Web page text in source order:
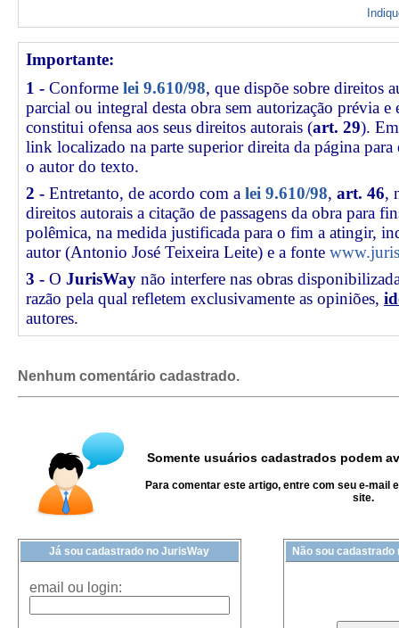
Importante:
1 - Conforme lei 9.610/98, que dispõe sobre direitos
parcial ou integral desta obra sem autorização prévia e
constitui ofensa aos seus direitos autorais (art. 29).
link localizado na parte superior direita da página
o autor do texto.
2 - Entretanto, de acordo com a lei 9.610/98, art. 46,
direitos autorais a citação de passagens da obra para
polêmica, na medida justificada para o fim a atingir,
autor (Antonio José Teixeira Leite) e a fonte
3 - O JurisWay não interfere nas obras
razão pela qual refletem exclusivamente as opiniões,
autores.
Nenhum comentário cadastrado.
Somente usuários cadastrados podem
Para comentar este artigo, entre com seu e-mail
site.
Já sou cadastrado no JurisWay
email ou login:
Não sou cadastrado